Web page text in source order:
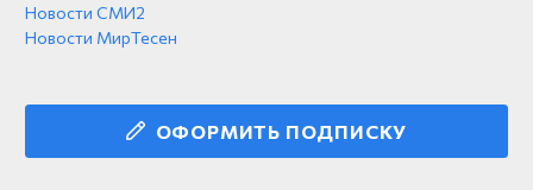
Новости СМИ2
Новости МирТесен
ОФОРМИТЬ ПОДПИСКУ